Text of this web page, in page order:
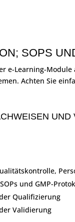
SOPS
e-Learning-
Achten Sie
und GMP-
Qualifizierung
Validierung